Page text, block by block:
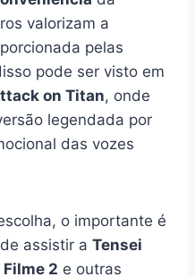
valorizam a
pelas
pode ser visto em
on Titan, onde
legendada por
das vozes
o importante é
assistir a Tensei
2 e outras